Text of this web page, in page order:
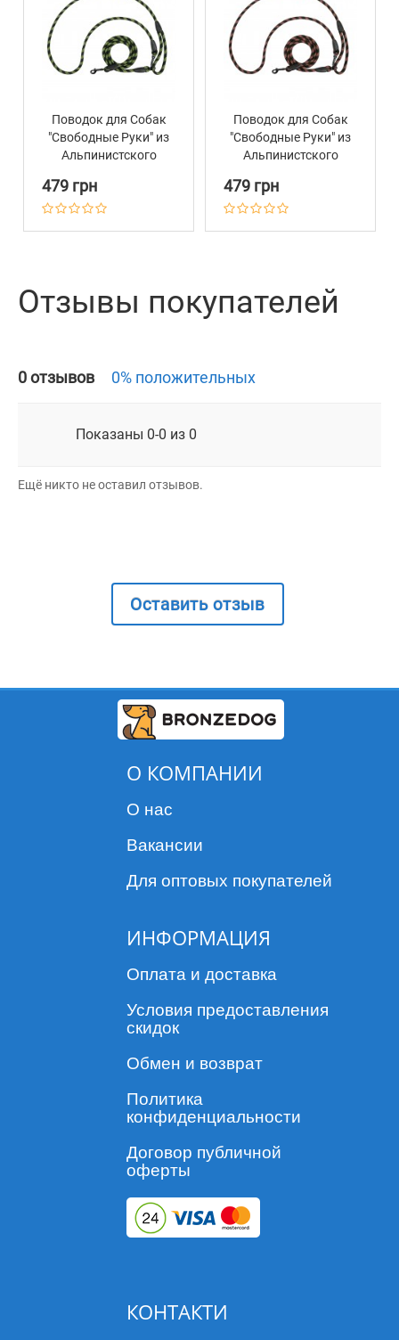
Поводок для Собак
"Свободные Руки" из
Альпинистского
Светоотражающий
Barksi Active Зеленый
479 грн
Поводок для Собак
"Свободные Руки" из
Альпинистского
Светоотражающий
Barksi Active
479 грн
Отзывы покупателей
0 отзывов 0% положительных
Показаны 0-0 из 0
Ещё никто не оставил отзывов.
Оставить отзыв
О КОМПАНИИ
О нас
Вакансии
Для оптовых покупателей
ИНФОРМАЦИЯ
Оплата и доставка
Условия предоставления
скидок
Обмен и возврат
Политика
конфиденциальности
Договор публичной
оферты
КОНТАКТИ